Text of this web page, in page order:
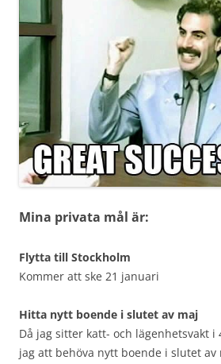
Mina privata mål är:
Flytta till Stockholm
Kommer att ske 21 januari
Hitta nytt boende i slutet av maj
Då jag sitter katt- och lägenhetsvakt i
jag att behöva nytt boende i slutet av